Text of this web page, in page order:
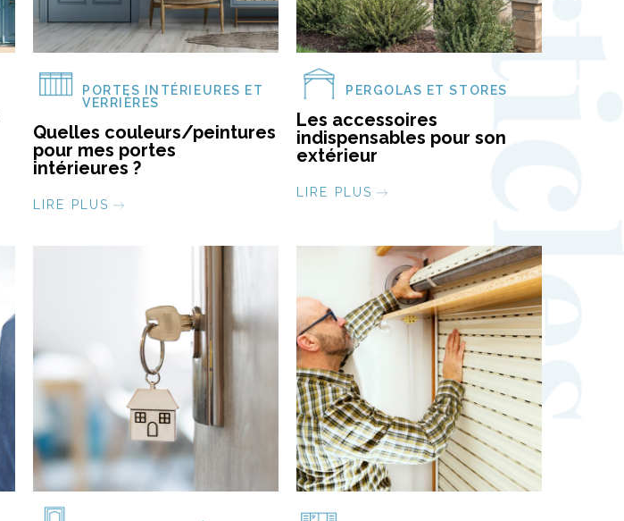
PORTES INTÉRIEURES ET
VERRIÈRES
Quelles couleurs/peintures
pour mes portes
intérieures ?
LIRE PLUS
PERGOLAS ET STORES
Les accessoires
indispensables pour son
extérieur
LIRE PLUS